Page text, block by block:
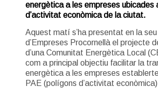
energètica a les empreses ubicades
d’activitat econòmica de la ciutat.
Aquest matí s’ha presentat en la
d’Empreses Procornellà el projecte
d’una Comunitat Energètica Local
com a principal objectiu facilitar la
energètica a les empreses
PAE (polígons d’activitat